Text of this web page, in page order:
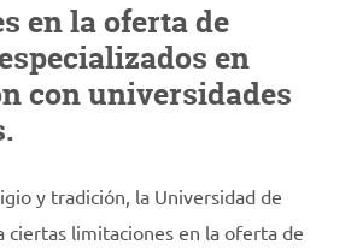
en la oferta de
en
con universidades
y tradición, la Universidad de
ciertas limitaciones en la oferta de